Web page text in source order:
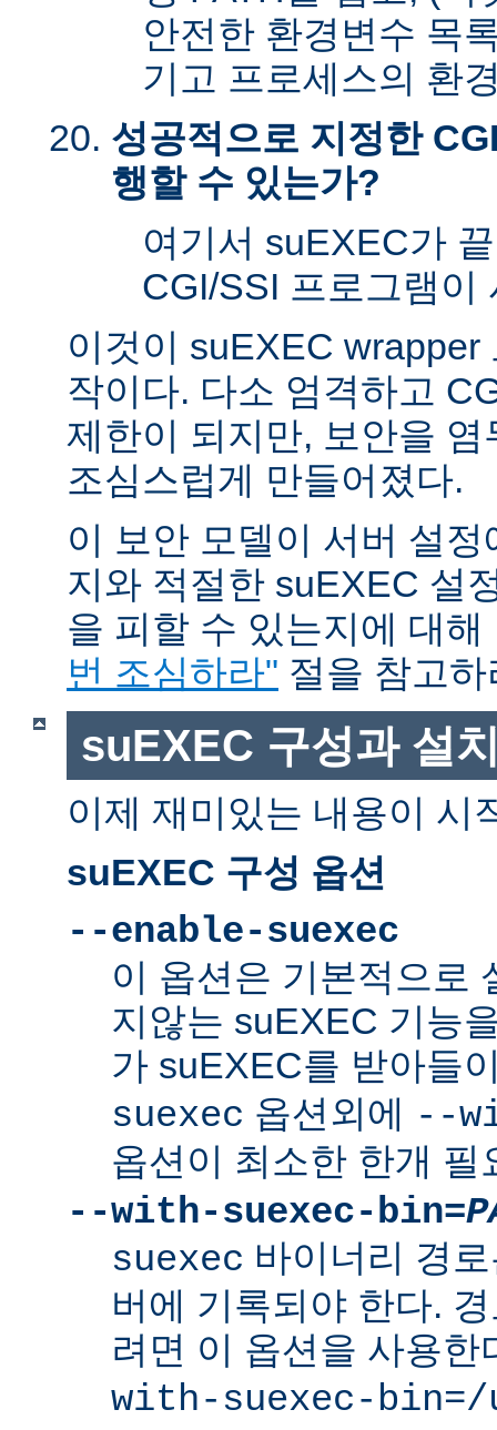
안전한 환경변수 목
기고 프로세스의 환
성공적으로 지정한
행할 수 있는가?
여기서 suEXEC가
CGI/SSI 프로그램이
이것이 suEXEC wrapper
작이다. 다소 엄격하고
제한이 되지만, 보안을
조심스럽게 만들어졌다.
이 보안 모델이 서버 설
지와 적절한 suEXEC 설
을 피할 수 있는지에 대
번 조심하라" 절을 참고하
suEXEC 구성과 설
이제 재미있는 내용이 시
suEXEC 구성 옵션
--enable-suexec
이 옵션은 기본적으로
지않는 suEXEC 기능
가 suEXEC를 받아들
suexec 옵션외에
--
옵션이 최소한 한개 필
--with-suexec-bin=
suexec 바이너리 경
버에 기록되야 한다.
려면 이 옵션을 사용
with-suexec-